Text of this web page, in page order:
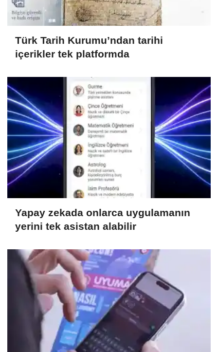
Türk Tarih Kurumu’ndan tarihi
içerikler tek platformda
Yapay zekada onlarca uygulamanın
yerini tek asistan alabilir